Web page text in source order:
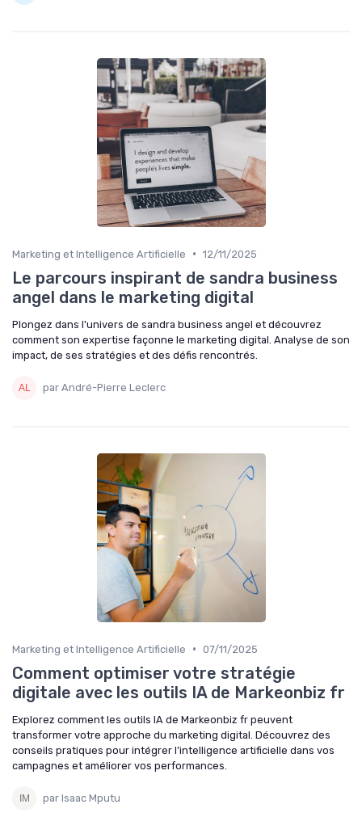
Marketing et Intelligence Artificielle • 12/11/2025
Le parcours inspirant de sandra business
angel dans le marketing digital
Plongez dans l'univers de sandra business angel et découvrez
comment son expertise façonne le marketing digital. Analyse de son
impact, de ses stratégies et des défis rencontrés.
par André-Pierre Leclerc
Marketing et Intelligence Artificielle • 07/11/2025
Comment optimiser votre stratégie
digitale avec les outils IA de Markeonbiz fr
Explorez comment les outils IA de Markeonbiz fr peuvent
transformer votre approche du marketing digital. Découvrez des
conseils pratiques pour intégrer l’intelligence artificielle dans vos
campagnes et améliorer vos performances.
par Isaac Mputu